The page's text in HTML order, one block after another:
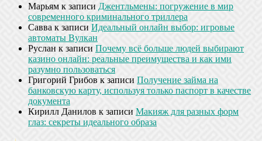
Марьям к записи Джентльмены: погружение в мир
современного криминального триллера
Савва к записи Идеальный онлайн выбор: игровые
автоматы Вулкан
Руслан к записи Почему всё больше людей выбирают
казино онлайн: реальные преимущества и как ими
разумно пользоваться
Григорий Грибов к записи Получение займа на
банковскую карту, используя только паспорт в качестве
документа
Кирилл Данилов к записи Макияж для разных форм
глаз: секреты идеального образа